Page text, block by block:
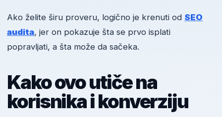
Ako želite širu proveru, logično je krenuti od SEO
audita, jer on pokazuje šta se prvo isplati
popravljati, a šta može da sačeka.
Kako ovo utiče na
korisnika i konverziju